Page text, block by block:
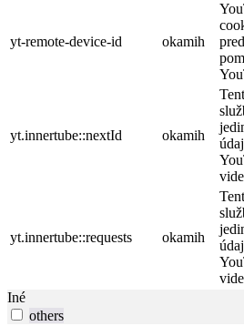
yt-remote-device-id okamih
yt.innertube::nextId okamih
yt.innertube::requests okamih
Iné
others